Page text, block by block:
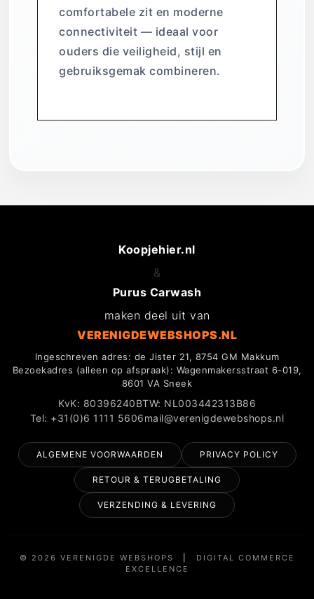
comfortabele zit en moderne
connectiviteit — ideaal voor
ouders die veiligheid, stijl en
gebruiksgemak combineren.
Koopjehier.nl
&
Purus Carwash
maken deel uit van
VERENIGDEWEBSHOPS.NL
Ingeschreven adres: de Jister 21, 8754 GM Makkum
Bezoekadres (alleen op afspraak): Wagenmakersstraat 6-019,
8601 VA Sneek
KvK: 80396240BTW: NL003442313B86
Tel: +31(0)6 1111 5606mail@verenigdewebshops.nl
ALGEMENE VOORWAARDEN PRIVACY POLICY
RETOUR & TERUGBETALING
VERZENDING & LEVERING
© 2026 VERENIGDE WEBSHOPS
DIGITAL COMMERCE
EXCELLENCE